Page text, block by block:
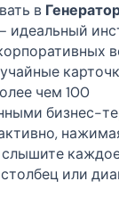
в
идеальный
чем 100
бизнес-
слышите
или